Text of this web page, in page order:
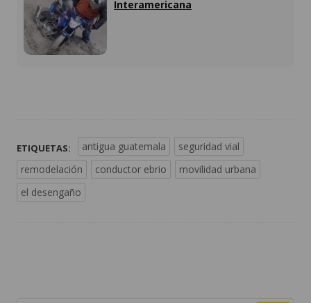
Interamericana
ETIQUETAS: antigua guatemala
seguridad vial
remodelación
conductor ebrio
movilidad urbana
el desengaño